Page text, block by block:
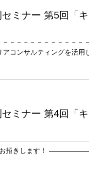
ミナー 第5回「
－－－－－－－－－－－
コンサルティングを活用
ミナー 第4回「
輩をお招きします！